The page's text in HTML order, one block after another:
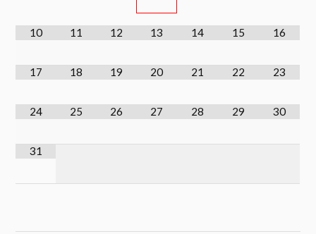
10 11 12 13 14 15 16
17 18 19 20 21 22 23
24 25 26 27 28 29 30
31